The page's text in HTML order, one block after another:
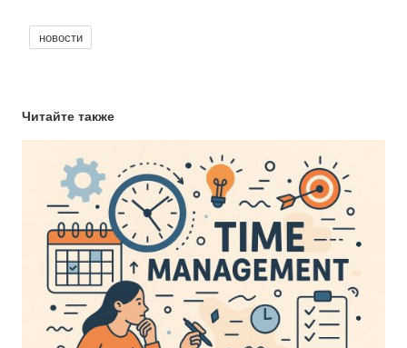
новости
Читайте также